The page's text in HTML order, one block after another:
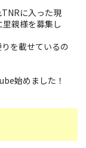
に入った現
親様を募集し
を載せているの
始めました！